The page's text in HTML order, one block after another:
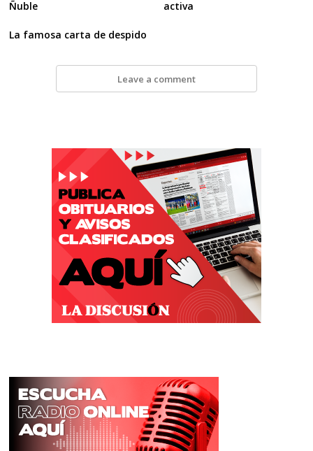
Ñuble
activa
La famosa carta de despido
Leave a comment